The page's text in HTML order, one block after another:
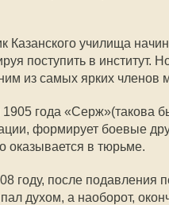
Казанского училища
поступить в институт.
из самых ярких членов
года «Серж»(такова
формирует боевые
оказывается в тюрьме.
году, после подавления
духом, а наоборот,